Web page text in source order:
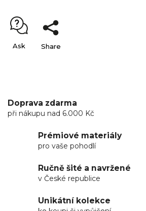
Ask Share
Doprava zdarma
při nákupu nad 6.000 Kč
Prémiové materiály
pro vaše pohodlí
Ručně šité a navržené
v České republice
Unikátní kolekce